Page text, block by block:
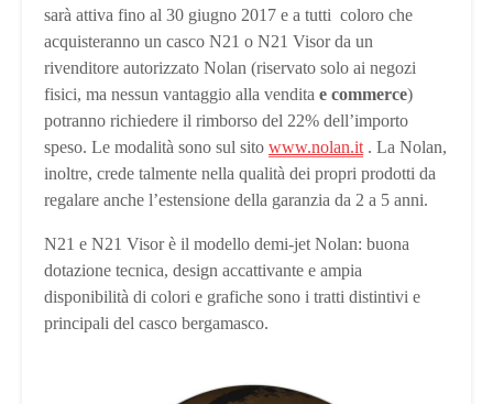
sarà attiva fino al 30 giugno 2017 e a tutti coloro che
acquisteranno un casco N21 o N21 Visor da un
rivenditore autorizzato Nolan (riservato solo ai negozi
fisici, ma nessun vantaggio alla vendita e commerce)
potranno richiedere il rimborso del 22% dell’importo
speso. Le modalità sono sul sito www.nolan.it. La Nolan,
inoltre, crede talmente nella qualità dei propri prodotti da
regalare anche l’estensione della garanzia da 2 a 5 anni.
N21 e N21 Visor è il modello demi-jet Nolan: buona
dotazione tecnica, design accattivante e ampia
disponibilità di colori e grafiche sono i tratti distintivi e
principali del casco bergamasco.